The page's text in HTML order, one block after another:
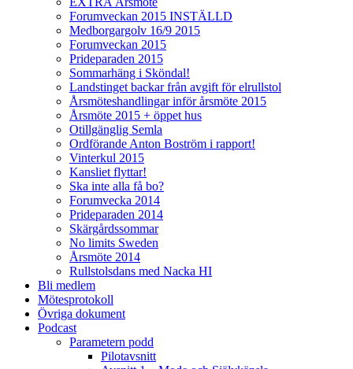
Forumveckan 2015 INSTÄLLD
Medborgargolv 16/9 2015
Forumveckan 2015
Prideparaden 2015
Sommarhäng i Sköndal!
Landstinget backar från avgift för elrullstol
Årsmöteshandlingar inför årsmöte 2015
Årsmöte 2015 + öppet hus
Otillgänglig Semla
Ordförande Anton Boström i rapport!
Vinterkul 2015
Kansliet flyttar!
Ska inte alla få bo?
Forumvecka 2014
Prideparaden 2014
Skärgårdssommar
No limits Sweden
Årsmöte 2014
Rullstolsdans med Nacka HI
Bli medlem
Mötesprotokoll
Övriga dokument
Podcast
Parametern podd
Pilotavsnitt